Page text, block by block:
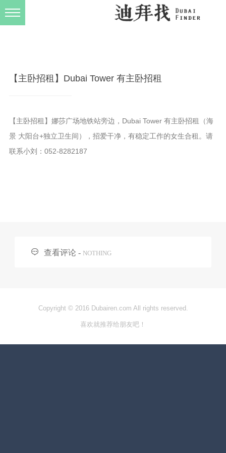
【主卧招租】Dubai Tower 有主卧招租
【主卧招租】娜莎广场地铁站旁边，Dubai Tower 有主卧招租（海
景 大阳台+独立卫生间），招爱干净，有稳定工作的女生合租。请
联系小刘：052-8282187
 查看评论 - NOTHING
Copyright © 2016 Dubairen.com All rights reserved.
喜欢就推荐给朋友吧！